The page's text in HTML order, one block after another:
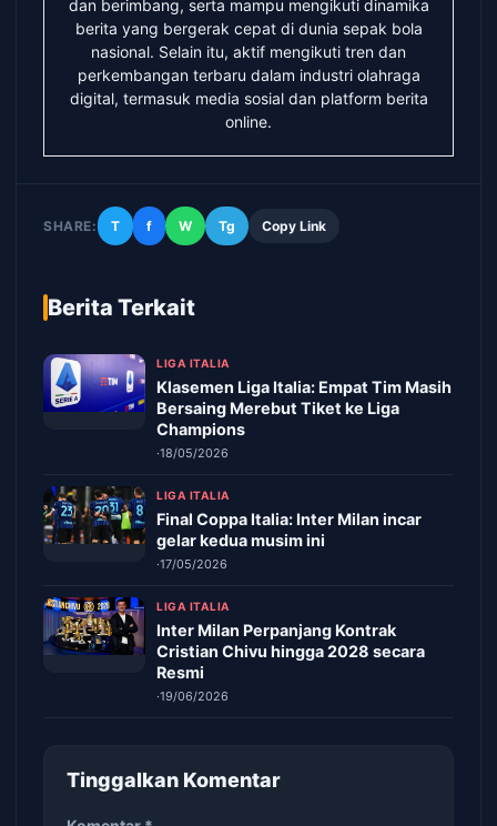
dan berimbang, serta mampu mengikuti dinamika
berita yang bergerak cepat di dunia sepak bola
nasional. Selain itu, aktif mengikuti tren dan
perkembangan terbaru dalam industri olahraga
digital, termasuk media sosial dan platform berita
online.
SHARE: T f W Tg Copy Link
Berita Terkait
LIGA ITALIA
Klasemen Liga Italia: Empat Tim Masih
Bersaing Merebut Tiket ke Liga
Champions
·18/05/2026
LIGA ITALIA
Final Coppa Italia: Inter Milan incar
gelar kedua musim ini
·17/05/2026
LIGA ITALIA
Inter Milan Perpanjang Kontrak
Cristian Chivu hingga 2028 secara
Resmi
·19/06/2026
Tinggalkan Komentar